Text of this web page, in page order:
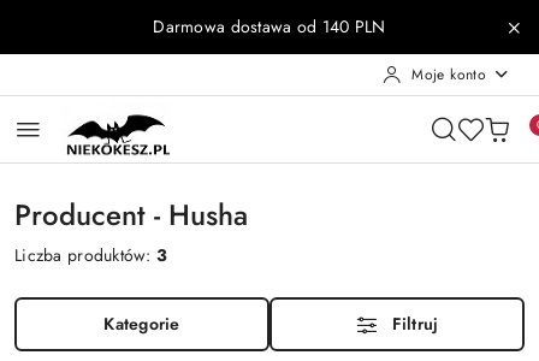
Przejdź do treści głównej
Przejdź do wyszukiwarki
Przejdź do moje konto
Przejdź do menu głównego
Przejdź do stopkiDarmowa dostawa od 140 PLN
Moje konto
Producent - Husha
Liczba produktów:3
Kategorie Filtruj